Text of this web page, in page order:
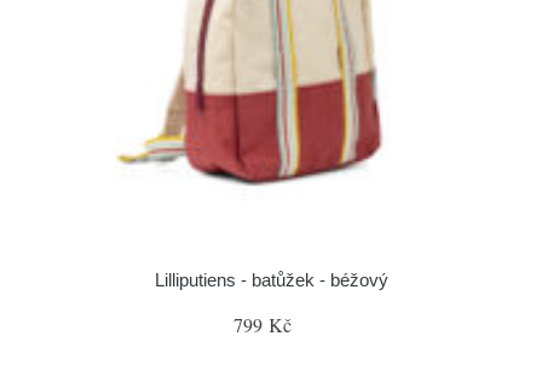
Lilliputiens - batůžek - béžový
799 Kč